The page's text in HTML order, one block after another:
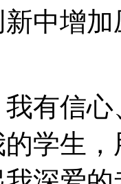
中增
有信
学生